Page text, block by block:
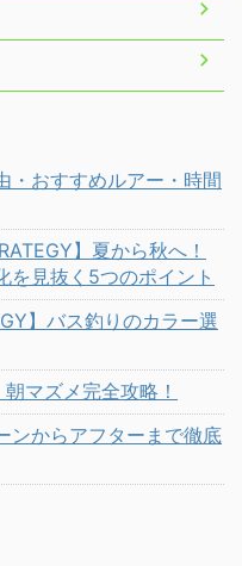
・おすすめルアー・時間
】夏から秋へ！
を見抜く5つのポイント
】バス釣りのカラー選
マズメ完全攻略！
ンからアフターまで徹底